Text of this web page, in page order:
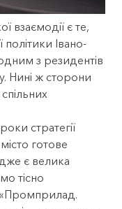
взаємодії є те,
політики Івано-
з резидентів
Нині ж сторони
стратегії
готове
є велика
тісно
«Промприлад.